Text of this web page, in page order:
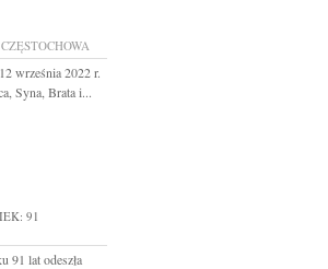
CZĘSTOCHOWA
września 2022 r.
Syna, Brata i...
91
91 lat odeszła